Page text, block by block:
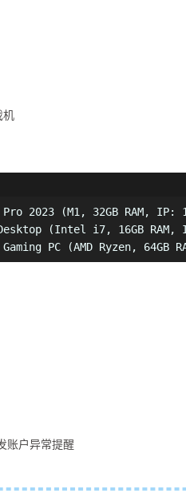
机
Pro 2023 (M1, 32GB RAM,
(Intel i7, 16GB
PC (AMD Ryzen,
账户异常提醒